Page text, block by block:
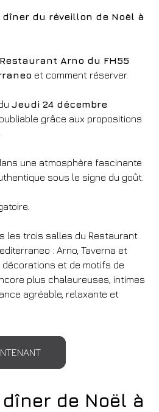
dîner du réveillon de Noël à
Restaurant Arno du FH55
et comment réserver.
Jeudi 24 décembre
grâce aux propositions
une atmosphère fascinante
sous le signe du goût.
les trois salles du Restaurant
: Arno, Taverna et
et de motifs de
plus chaleureuses, intimes
agréable, relaxante et
de Noël à